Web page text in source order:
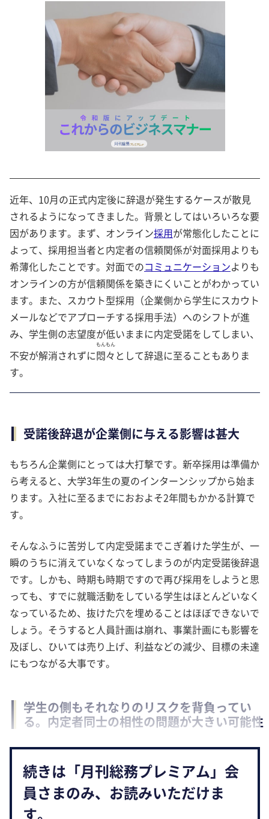
近年、10月の正式内定後に辞退が発生するケースが散見
されるようになってきました。背景としてはいろいろな要
因があります。まず、オンライン採用が常態化したことに
よって、採用担当者と内定者の信頼関係が対面採用よりも
希薄化したことです。対面でのコミュニケーションよりも
オンラインの方が信頼関係を築きにくいことがわかってい
ます。また、スカウト型採用（企業側から学生にスカウト
メールなどでアプローチする採用手法）へのシフトが進
み、学生側の志望度が低いままに内定受諾をしてしまい、
不安が解消されずに悶
もん
々
もん
として辞退に至ることもありま
す。
受諾後辞退が企業側に与える影響は甚大
もちろん企業側にとっては大打撃です。新卒採用は準備か
ら考えると、大学3年生の夏のインターンシップから始ま
ります。入社に至るまでにおおよそ2年間もかかる計算で
す。
そんなふうに苦労して内定受諾までこぎ着けた学生が、一
瞬のうちに消えていなくなってしまうのが内定受諾後辞退
です。しかも、時期も時期ですので再び採用をしようと思
っても、すでに就職活動をしている学生はほとんどいなく
なっているため、抜けた穴を埋めることはほぼできないで
しょう。そうすると人員計画は崩れ、事業計画にも影響を
及ぼし、ひいては売り上げ、利益などの減少、目標の未達
にもつながる大事です。
学生の側もそれなりのリスクを背負ってい
る。内定者同士の相性の問題が大きい可能性
続きは「月刊総務プレミアム」会
員さまのみ、お読みいただけま
す。